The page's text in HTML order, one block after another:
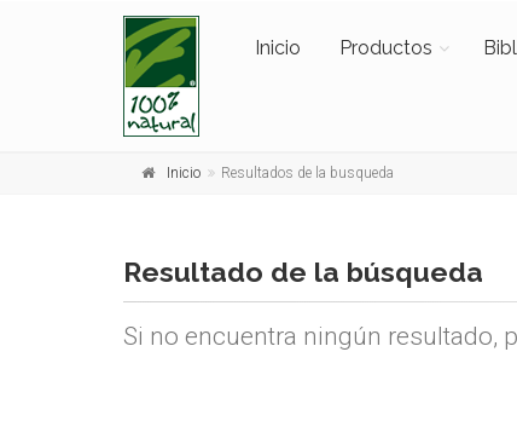
Inicio Productos
Inicio Resultados de la busqueda
Resultado de la búsqueda
Si no encuentra ningún resultado,